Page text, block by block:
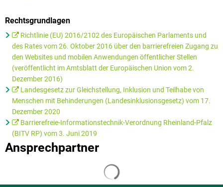
Rechtsgrundlagen
Richtlinie (EU) 2016/2102 des Europäischen Parlaments und
des Rates vom 26. Oktober 2016 über den barrierefreien Zugang zu
den Websites und mobilen Anwendungen öffentlicher Stellen
(veröffentlicht im Amtsblatt der Europäischen Union vom 2.
Dezember 2016)
Landesgesetz zur Gleichstellung, Inklusion und Teilhabe von
Menschen mit Behinderungen (Landesinklusionsgesetz) vom 17.
Dezember 2020
Barrierefreie-Informationstechnik-Verordnung Rheinland-Pfalz
(BITV RP) vom 3. Juni 2019
Ansprechpartner